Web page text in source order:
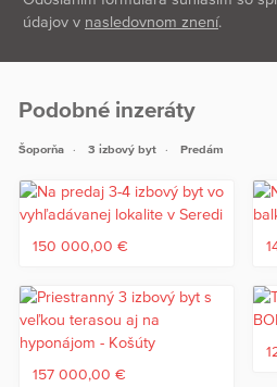
údajov v nasledovnom znení.
Podobné inzeráty
Šoporňa 3 izbový byt Predám
150 000,00 €
157 000,00 €